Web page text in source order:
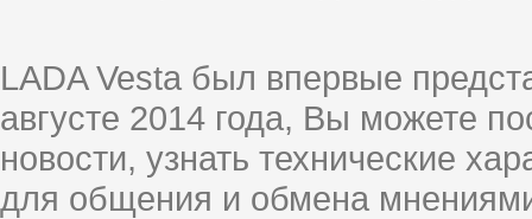
LADA Vesta был впервые
августе 2014 года, Вы можете
новости, узнать технические
для общения и обмена